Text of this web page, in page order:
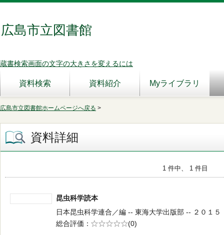
広島市立図書館
蔵書検索画面の文字の大きさを変えるには
資料検索 資料紹介 Myライブラリ
広島市立図書館ホームページへ戻る >
資料詳細
1 件中、 1 件目
昆虫科学読本
日本昆虫科学連合／編 -- 東海大学出版部 -- ２０１
総合評価
5段階評価
(0)